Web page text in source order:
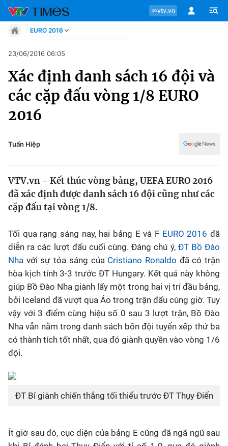
vtv.vn
Chuyên mục
Tin tức
Chân dung
Bóng đá
Thể thao Điện tử
Các môn khác
VIDEO
EURO 2016
Move
Phong cách
Chân dung
Sự kiện
Bóng đá
Video
23/06/2016 06:05
Xác định danh sách 16 đội và
các cặp đấu vòng 1/8 EURO
2016
Tuấn Hiệp
VTV.vn - Kết thúc vòng bảng, UEFA EURO 2016
đã xác định được danh sách 16 đội cũng như các
cặp đấu tại vòng 1/8.
Tối qua rạng sáng nay, hai bảng E và F EURO 2016 đã
diễn ra các lượt đấu cuối cùng. Đáng chú ý, ĐT Bồ Đào
Nha với sự tỏa sáng của Cristiano Ronaldo đã có trận
hòa kịch tính 3-3 trước ĐT Hungary. Kết quả này không
giúp Bồ Đào Nha giành lấy một trong hai vị trí đầu bảng,
bởi Iceland đã vượt qua Áo trong trận đấu cùng giờ. Tuy
vậy với 3 điểm cùng hiệu số 0 sau 3 lượt trận, Bồ Đào
Nha vẫn nằm trong danh sách bốn đội tuyển xếp thứ ba
có thành tích tốt nhất, qua đó giành quyền vào vòng 1/6
đội.
ĐT Bỉ giành chiến thắng tối thiểu trước ĐT Thụy Điển
Ít giờ sau đó, cục diện của bảng E cũng đã ngã ngũ sau